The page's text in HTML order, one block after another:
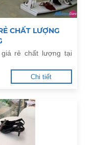
CHẤT LƯỢNG
rẻ chất lượng tại
Chi tiết